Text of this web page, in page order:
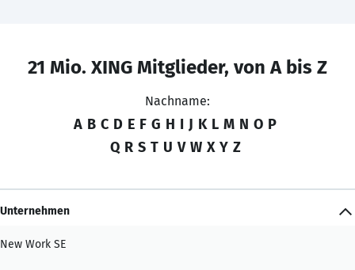
21 Mio. XING Mitglieder, von A bis Z
Nachname:
A B C D E F G H I J K L M N O P
Q R S T U V W X Y Z
Unternehmen
New Work SE